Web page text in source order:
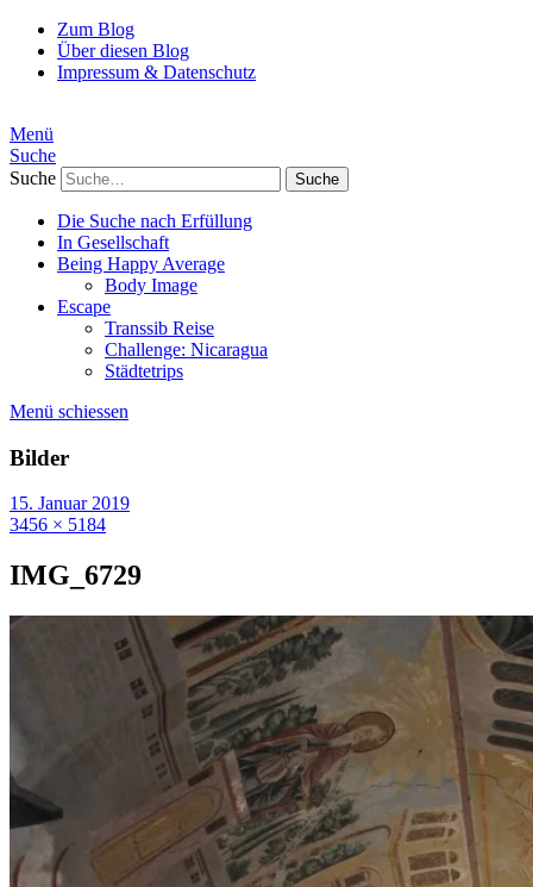
Zum Blog
Über diesen Blog
Impressum & Datenschutz
Menü
Suche
Suche
Die Suche nach Erfüllung
In Gesellschaft
Being Happy Average
Body Image
Escape
Transsib Reise
Challenge: Nicaragua
Städtetrips
Menü schiessen
Bilder
15. Januar 2019
3456 × 5184
IMG_6729